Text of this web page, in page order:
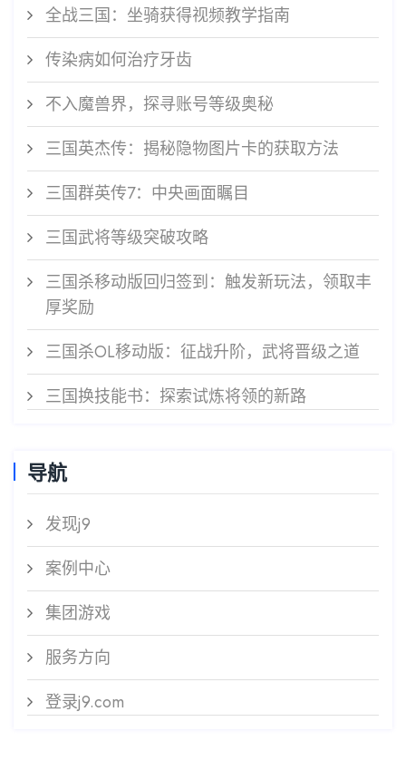
全战三国：坐骑获得视频教学指南
传染病如何治疗牙齿
不入魔兽界，探寻账号等级奥秘
三国英杰传：揭秘隐物图片卡的获取方法
三国群英传7：中央画面瞩目
三国武将等级突破攻略
三国杀移动版回归签到：触发新玩法，领取丰
厚奖励
三国杀OL移动版：征战升阶，武将晋级之道
三国换技能书：探索试炼将领的新路
导航
发现j9
案例中心
集团游戏
服务方向
登录j9.com